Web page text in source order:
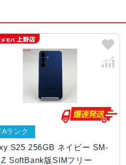
、512GB
ウ
S25 256GB ネイビー SM-
SoftBank版SIMフリー
ランク